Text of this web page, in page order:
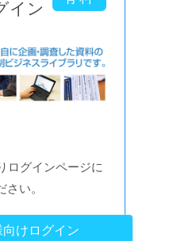
イン
ログインページに
さい。
けログイン